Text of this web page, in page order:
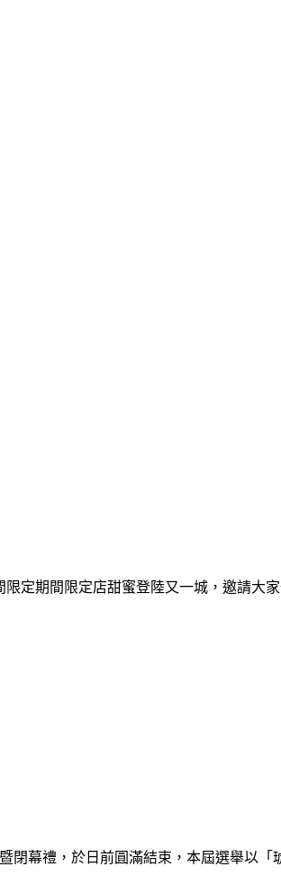
定期間限定店甜蜜登陸又一城，邀請
閉幕禮，於日前圓滿結束，本屆選舉以